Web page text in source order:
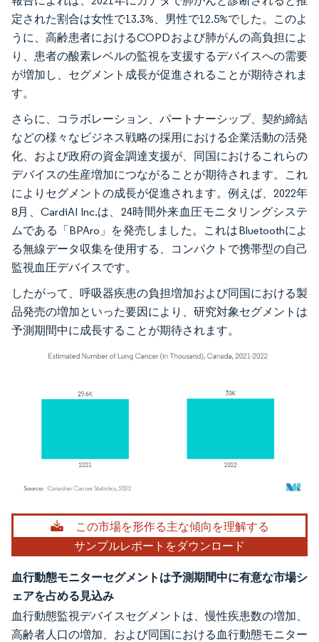
定された割合は女性で13.3%、男性で12.5%でした。このよ
うに、高齢患者におけるCOPDおよび肺がんの高負担によ
り、患者の酸素レベルの監視を支援するデバイスへの需要
が増加し、セグメント成長が促進されることが期待されま
す。
さらに、コラボレーション、パートナーシップ、契約締結
などの様々なビジネス戦略の採用における企業活動の活発
化、および政府の資金調達支援が、同国におけるこれらの
デバイスの生産増加につながることが期待されます。これ
によりセグメントの成長が促進されます。例えば、2022年
8月、CardiAI Inc.は、24時間外来血圧モニタリングシステ
ムである「BPAro」を発売しました。これはBluetoothによ
る無線データ収集を使用する、コンパクトで携帯型の自己
監視血圧デバイスです。
したがって、呼吸器疾患の負担増加および同国における製
品発売の増加といった要因により、研究対象セグメントは
予測期間中に成長することが期待されます。
画像 © Mordor Intelligence。再利用にはCC BY 4.0の表示が必要です。
この市場を形作る主な傾向を理解する
サンプルレポートをダウンロード
血行動態モニターセグメントは予測期間中に有意な市場シ
ェアを占める見込み
血行動態監視デバイスセグメントは、慢性疾患数の増加、
高齢者人口の増加、および同国における血行動態モニター